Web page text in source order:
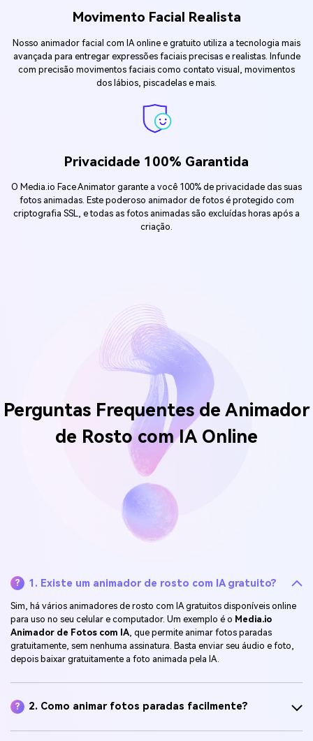
Movimento Facial Realista
Nosso animador facial com IA online e gratuito utiliza a tecnologia mais
avançada para entregar expressões faciais precisas e realistas. Infunde
com precisão movimentos faciais como contato visual, movimentos
dos lábios, piscadelas e mais.
Privacidade 100% Garantida
O Media.io Face Animator garante a você 100% de privacidade das suas
fotos animadas. Este poderoso animador de fotos é protegido com
criptografia SSL, e todas as fotos animadas são excluídas horas após a
criação.
Perguntas Frequentes de Animador
de Rosto com IA Online
? 1. Existe um animador de rosto com IA gratuito?
Sim, há vários animadores de rosto com IA gratuitos disponíveis online
para uso no seu celular e computador. Um exemplo é o Media.io
Animador de Fotos com IA , que permite animar fotos paradas
gratuitamente, sem nenhuma assinatura. Basta enviar seu áudio e foto,
depois baixar gratuitamente a foto animada pela IA.
? 2. Como animar fotos paradas facilmente?